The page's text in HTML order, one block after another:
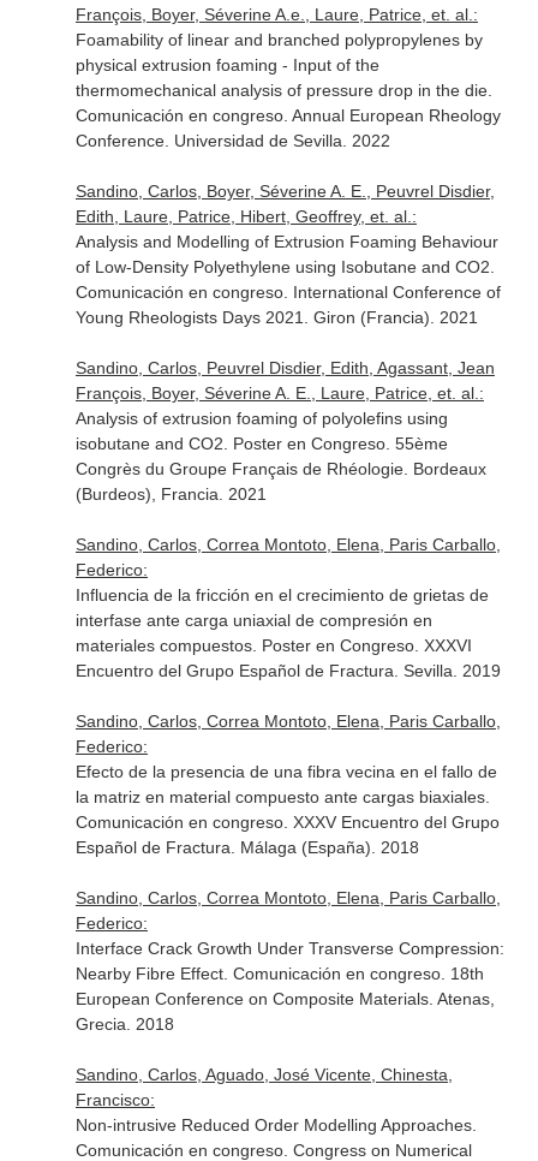
François, Boyer, Séverine A.e., Laure, Patrice, et. al.:
Foamability of linear and branched polypropylenes by
physical extrusion foaming - Input of the
thermomechanical analysis of pressure drop in the die.
Comunicación en congreso. Annual European Rheology
Conference. Universidad de Sevilla. 2022
Sandino, Carlos, Boyer, Séverine A. E., Peuvrel Disdier,
Edith, Laure, Patrice, Hibert, Geoffrey, et. al.:
Analysis and Modelling of Extrusion Foaming Behaviour
of Low-Density Polyethylene using Isobutane and CO2.
Comunicación en congreso. International Conference of
Young Rheologists Days 2021. Giron (Francia). 2021
Sandino, Carlos, Peuvrel Disdier, Edith, Agassant, Jean
François, Boyer, Séverine A. E., Laure, Patrice, et. al.:
Analysis of extrusion foaming of polyolefins using
isobutane and CO2. Poster en Congreso. 55ème
Congrès du Groupe Français de Rhéologie. Bordeaux
(Burdeos), Francia. 2021
Sandino, Carlos, Correa Montoto, Elena, Paris Carballo,
Federico:
Influencia de la fricción en el crecimiento de grietas de
interfase ante carga uniaxial de compresión en
materiales compuestos. Poster en Congreso. XXXVI
Encuentro del Grupo Español de Fractura. Sevilla. 2019
Sandino, Carlos, Correa Montoto, Elena, Paris Carballo,
Federico:
Efecto de la presencia de una fibra vecina en el fallo de
la matriz en material compuesto ante cargas biaxiales.
Comunicación en congreso. XXXV Encuentro del Grupo
Español de Fractura. Málaga (España). 2018
Sandino, Carlos, Correa Montoto, Elena, Paris Carballo,
Federico:
Interface Crack Growth Under Transverse Compression:
Nearby Fibre Effect. Comunicación en congreso. 18th
European Conference on Composite Materials. Atenas,
Grecia. 2018
Sandino, Carlos, Aguado, José Vicente, Chinesta,
Francisco:
Non-intrusive Reduced Order Modelling Approaches.
Comunicación en congreso. Congress on Numerical